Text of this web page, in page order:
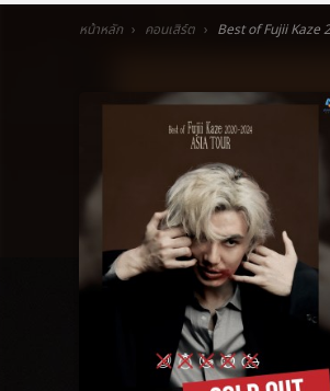
หน้าหลัก คอนเสิร์ต Best of Fujii Kaze